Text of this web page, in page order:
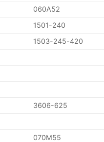
060A52
1501-240
1503-245-420
3606-625
070M55